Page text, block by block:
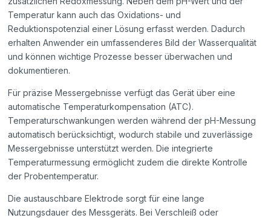
Temperatur kann auch das Oxidations- und
Reduktionspotenzial einer Lösung erfasst werden. Dadurch
erhalten Anwender ein umfassenderes Bild der Wasserqualität
und können wichtige Prozesse besser überwachen und
dokumentieren.
Für präzise Messergebnisse verfügt das Gerät über eine
automatische Temperaturkompensation (ATC).
Temperaturschwankungen werden während der pH-Messung
automatisch berücksichtigt, wodurch stabile und zuverlässige
Messergebnisse unterstützt werden. Die integrierte
Temperaturmessung ermöglicht zudem die direkte Kontrolle
der Probentemperatur.
Die austauschbare Elektrode sorgt für eine lange
Nutzungsdauer des Messgeräts. Bei Verschleiß oder